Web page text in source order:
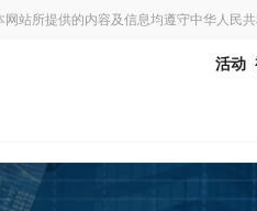
站所提供的内容及信息均遵守中华人民
活动